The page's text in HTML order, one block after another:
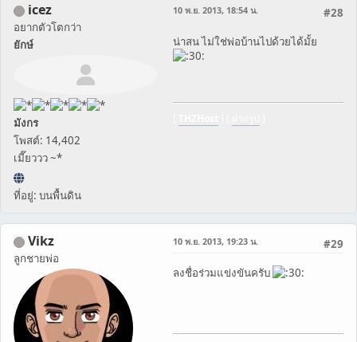
icez
อยากตัวโตกว่า
ยักษ์
มังกร
โพสต์: 14,402
เมี๊ยววว ~*
ที่อยู่: บนพื้นดิน
#28
10 พ.ย. 2013, 18:54 น.
น่าสน ไม่ใช่พ่อบ้านไปด้วยได้มั้ย
Vikz
ลูกชายพ่อ
#29
10 พ.ย. 2013, 19:23 น.
ลงชื่อร่วมแข่งขันครับ